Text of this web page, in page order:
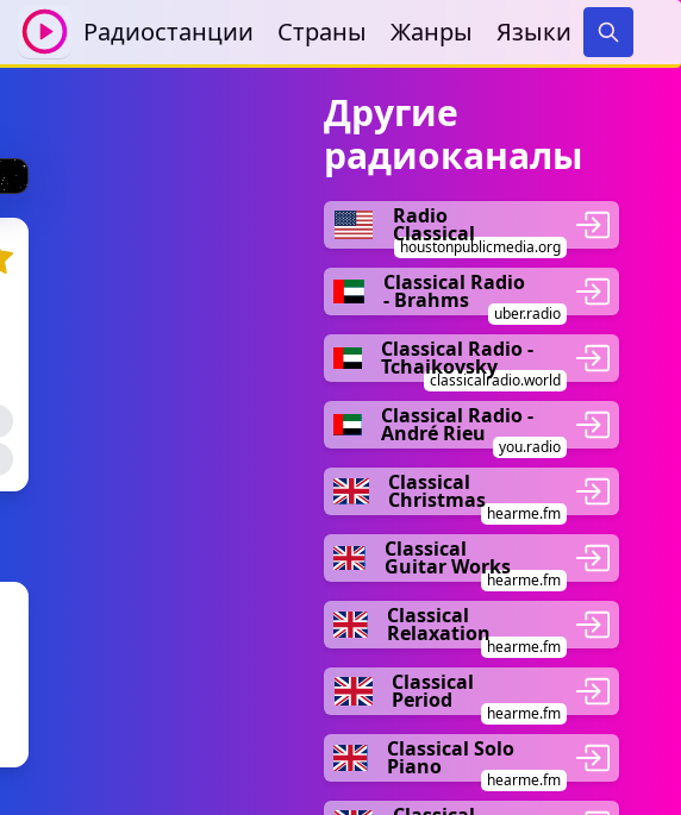
Радиостанции Страны Жанры Языки
Search
Другие
радиоканалы
Radio
Classical
houstonpublicmedia.org
Classical Radio
- Brahms
uber.radio
Classical Radio -
Tchaikovsky
classicalradio.world
Classical Radio -
André Rieu
you.radio
Classical
Christmas
hearme.fm
Classical
Guitar Works
hearme.fm
Classical
Relaxation
hearme.fm
Classical
Period
hearme.fm
Classical Solo
Piano
hearme.fm